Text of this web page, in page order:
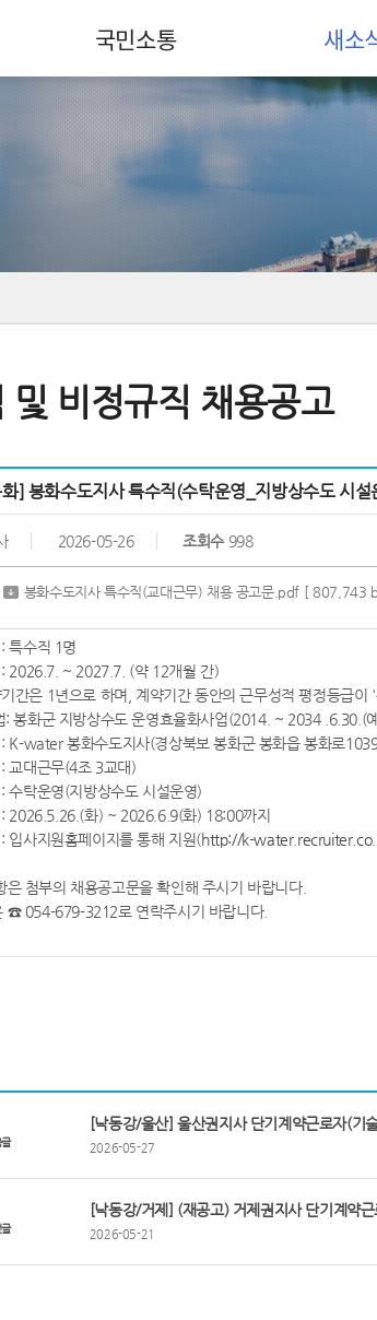
국민소통 새소
및 비정규직 채용공고
] 봉화수도지사 특수직(수탁운영_지방상수도 시설
2026-05-26 조회수 998
봉화수도지사 특수직(교대근무) 채용 공고문.pdf [ 807,743
특수직 1명
2026.7. ~ 2027.7. (약 12개월 간)
간은 1년으로 하며, 계약기간 동안의 근무성적 평정등급
봉화군 지방상수도 운영효율화사업(2014. ~ 2034 .6.30.(
K-water 봉화수도지사(경상북보 봉화군 봉화읍 봉화로
교대근무(4조 3교대)
수탁운영(지방상수도 시설운영)
2026.5.26.(화) ~ 2026.6.9(화) 18:00까지
입사지원홈페이지를 통해 지원(http://k-
첨부의 채용공고문을 확인해 주시기 바랍니다.
☎ 054-679-3212로 연락주시기 바랍니다.
[낙동강/울산] 울산권지사 단기계약근로자(기
2026-05-27
[낙동강/거제] (재공고) 거제권지사 단기계약
2026-05-21